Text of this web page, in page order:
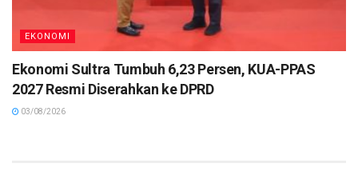
EKONOMI
Ekonomi Sultra Tumbuh 6,23 Persen, KUA-PPAS
2027 Resmi Diserahkan ke DPRD
03/08/2026